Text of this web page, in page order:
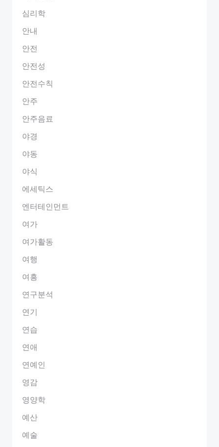
심리학
안내
안전
안전성
안전수칙
안주
안주음료
야경
야동
야식
에세틱스
엔터테인먼트
여가
여가활동
여행
여흥
연구분석
연기
연습
연애
연예인
영감
영양학
예산
예술